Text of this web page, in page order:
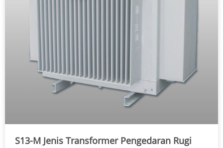
S13-M Jenis Transformer Pengedaran Rugi